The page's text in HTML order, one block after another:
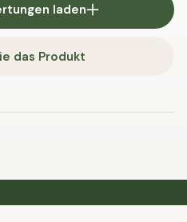
laden
das Produkt